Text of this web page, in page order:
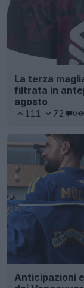
La terza
filtrata in
agosto
111 72 0
Anticipazioni